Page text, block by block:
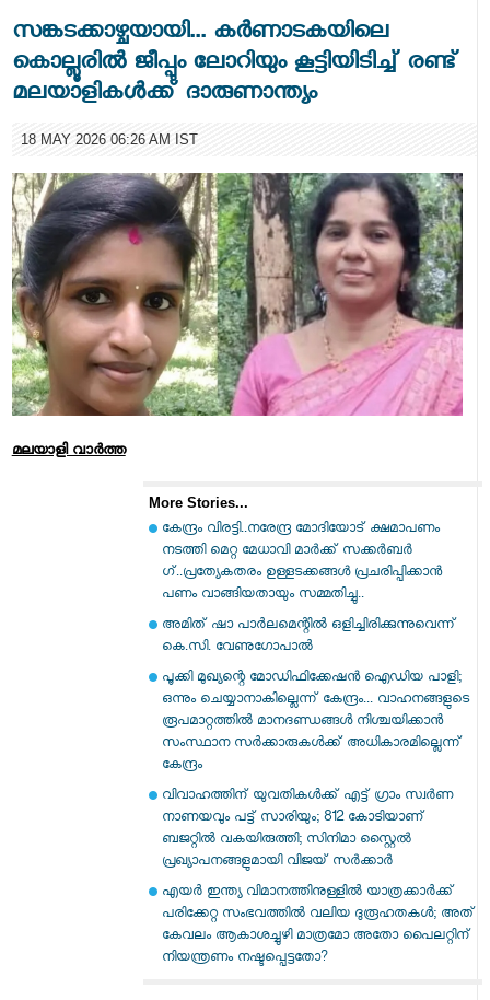
സങ്കടക്കാഴ്ചയായി... കർണാടകയിലെ
കൊല്ലൂരിൽ ജീപ്പും ലോറിയും കൂട്ടിയിടിച്ച് രണ്ട്
മലയാളികൾക്ക് ദാരുണാന്ത്യം
18 MAY 2026 06:26 AM IST
മലയാളി വാര്‍ത്ത
More Stories...
കേന്ദ്രം വിരട്ടി..നരേന്ദ്ര മോദിയോട് ക്ഷമാപണം
നടത്തി മെറ്റ മേധാവി മാർക്ക് സക്കർബർ​
ഗ്..പ്രത്യേകതരം ഉള്ളടക്കങ്ങൾ പ്രചരിപ്പിക്കാൻ
പണം വാങ്ങിയതായും സമ്മതിച്ചു..
അമിത് ഷാ പാര്‍ലമെന്റില്‍ ഒളിച്ചിരിക്കുന്നുവെന്ന്
കെ.സി. വേണുഗോപാല്‍
പൂക്കി മുഖ്യന്റെ മോഡിഫിക്കേഷൻ ഐഡിയ പാളി;
ഒന്നും ചെയ്യാനാകില്ലെന്ന് കേന്ദ്രം... വാഹനങ്ങളുടെ
രൂപമാറ്റത്തില്‍ മാനദണ്ഡങ്ങള്‍ നിശ്ചയിക്കാന്‍
സംസ്ഥാന സര്‍ക്കാരുകള്‍ക്ക് അധികാരമില്ലെന്ന്
കേന്ദ്രം
വിവാഹത്തിന് യുവതികള്‍ക്ക് എട്ട് ഗ്രാം സ്വർണ
നാണയവും പട്ട് സാരിയും; 812 കോടിയാണ്
ബജറ്റില്‍ വകയിരുത്തി; സിനിമാ സ്റ്റൈൽ
പ്രഖ്യാപനങ്ങളുമായി വിജയ് സർക്കാർ
എയര്‍ ഇന്ത്യ വിമാനത്തിനുള്ളില്‍ യാത്രക്കാര്‍ക്ക്
പരിക്കേറ്റ സംഭവത്തില്‍ വലിയ ദുരൂഹതകള്‍; അത്
കേവലം ആകാശച്ചുഴി മാത്രമോ അതോ പൈലറ്റിന്
നിയന്ത്രണം നഷ്ടപ്പെട്ടതോ?